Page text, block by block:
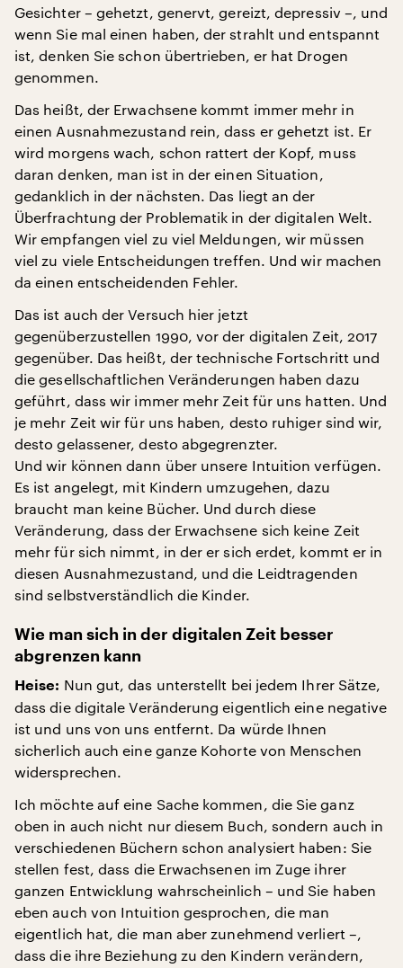
Gesichter – gehetzt, genervt, gereizt, depressiv –, und
wenn Sie mal einen haben, der strahlt und entspannt
ist, denken Sie schon übertrieben, er hat Drogen
genommen.
Das heißt, der Erwachsene kommt immer mehr in
einen Ausnahmezustand rein, dass er gehetzt ist. Er
wird morgens wach, schon rattert der Kopf, muss
daran denken, man ist in der einen Situation,
gedanklich in der nächsten. Das liegt an der
Überfrachtung der Problematik in der digitalen Welt.
Wir empfangen viel zu viel Meldungen, wir müssen
viel zu viele Entscheidungen treffen. Und wir machen
da einen entscheidenden Fehler.
Das ist auch der Versuch hier jetzt
gegenüberzustellen 1990, vor der digitalen Zeit, 2017
gegenüber. Das heißt, der technische Fortschritt und
die gesellschaftlichen Veränderungen haben dazu
geführt, dass wir immer mehr Zeit für uns hatten. Und
je mehr Zeit wir für uns haben, desto ruhiger sind wir,
desto gelassener, desto abgegrenzter.
Und wir können dann über unsere Intuition verfügen.
Es ist angelegt, mit Kindern umzugehen, dazu
braucht man keine Bücher. Und durch diese
Veränderung, dass der Erwachsene sich keine Zeit
mehr für sich nimmt, in der er sich erdet, kommt er in
diesen Ausnahmezustand, und die Leidtragenden
sind selbstverständlich die Kinder.
Wie man sich in der digitalen Zeit besser
abgrenzen kann
Heise: Nun gut, das unterstellt bei jedem Ihrer Sätze,
dass die digitale Veränderung eigentlich eine negative
ist und uns von uns entfernt. Da würde Ihnen
sicherlich auch eine ganze Kohorte von Menschen
widersprechen.
Ich möchte auf eine Sache kommen, die Sie ganz
oben in auch nicht nur diesem Buch, sondern auch in
verschiedenen Büchern schon analysiert haben: Sie
stellen fest, dass die Erwachsenen im Zuge ihrer
ganzen Entwicklung wahrscheinlich – und Sie haben
eben auch von Intuition gesprochen, die man
eigentlich hat, die man aber zunehmend verliert –,
dass die ihre Beziehung zu den Kindern verändern,